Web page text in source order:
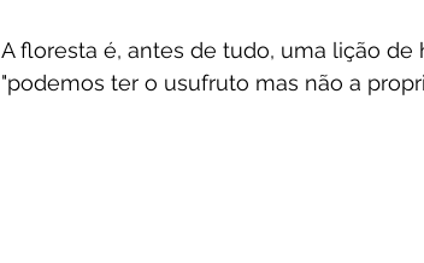
A floresta é, antes de tudo, uma lição
"podemos ter o usufruto mas não a